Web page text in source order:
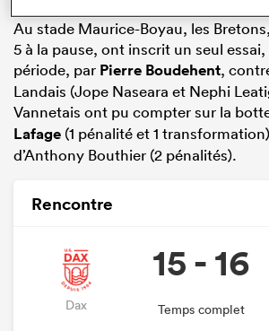
Au stade Maurice-Boyau, les
5 à la pause, ont inscrit un seul
période, par Pierre Boudehent,
Landais (Jope Naseara et Nephi
Vannetais ont pu compter sur la
Lafage (1 pénalité et 1
d’Anthony Bouthier (2 pénalités).
Rencontre
Dax
15 - 16
Temps complet